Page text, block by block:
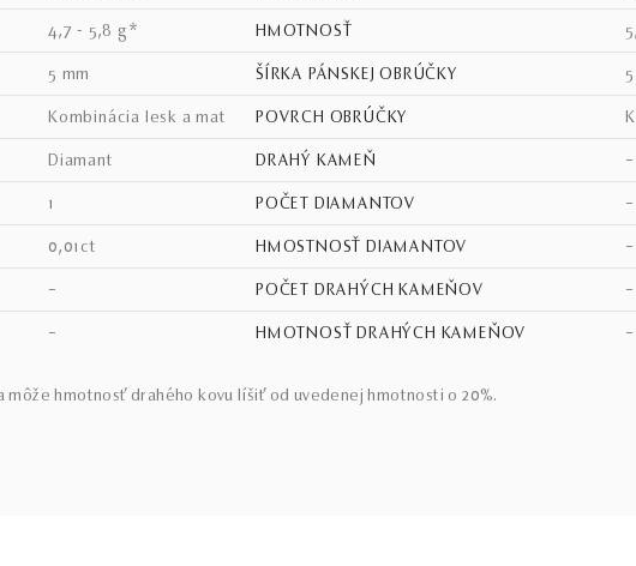
4,7 - 5,8 g*
5 mm
kombinácia lesk a mat
diamant
1
0,01ct
–
–
HMOTNOSŤ
ŠÍRKA PÁNSKEJ OBRÚČKY
POVRCH OBRÚČKY
DRAHÝ KAMEŇ –
POČET DIAMANTOV –
HMOSTNOSŤ DIAMANTOV –
POČET DRAHÝCH KAMEŇOV –
HMOTNOSŤ DRAHÝCH KAMEŇOV –
hmotnosť drahého kovu líšiť od uvedenej hmotnosti o 20%.